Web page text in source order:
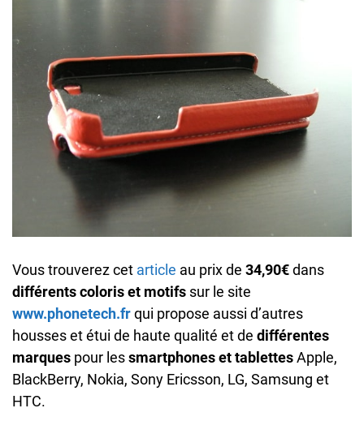
Vous trouverez cet article au prix de 34,90€dans
différents coloris et motifs sur le site
www.phonetech.frqui propose aussi d’autres
housses et étui de haute qualité et de différentes
marques pour lessmartphones et tablettesApple,
BlackBerry, Nokia, Sony Ericsson, LG, Samsung et
HTC.